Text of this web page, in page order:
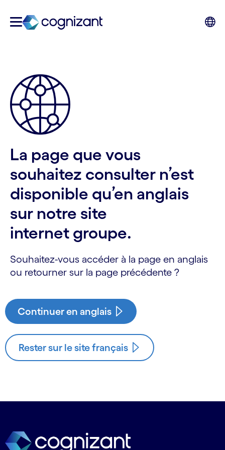
La page que vous
souhaitez consulter n’est
disponible qu’en anglais
sur notre site
internet groupe.
Souhaitez-vous accéder à la page en anglais
ou retourner sur la page précédente ?
Continuer en anglais
Rester sur le site français